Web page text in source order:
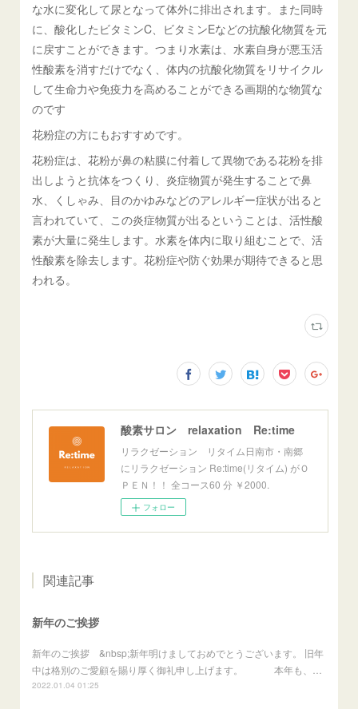
な水に変化して尿となって体外に排出されます。また同時
に、酸化したビタミンC、ビタミンEなどの抗酸化物質を元
に戻すことができます。つまり水素は、水素自身が悪玉活
性酸素を消すだけでなく、体内の抗酸化物質をリサイクル
して生命力や免疫力を高めることができる画期的な物質な
のです
花粉症の方にもおすすめです。
花粉症は、花粉が鼻の粘膜に付着して異物である花粉を排
出しようと抗体をつくり、炎症物質が発生することで鼻
水、くしゃみ、目のかゆみなどのアレルギー症状が出ると
言われていて、この炎症物質が出るということは、活性酸
素が大量に発生します。水素を体内に取り組むことで、活
性酸素を除去します。花粉症や防ぐ効果が期待できると思
われる。
酸素サロン relaxation Re:time
リラクゼーション リタイム日南市・南郷
にリラクゼーション Re:time(リタイム) がＯ
ＰＥＮ！！ 全コース60 分 ￥2000.
フォロー
関連記事
新年のご挨拶
新年のご挨拶 &nbsp;新年明けましておめでとうございます。 旧年
中は格別のご愛顧を賜り厚く御礼申し上げます。 本年も、…
2022.01.04 01:25